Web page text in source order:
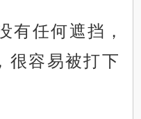
有任何遮挡，
很容易被打下